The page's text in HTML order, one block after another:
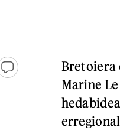
Bretoiera
Marine